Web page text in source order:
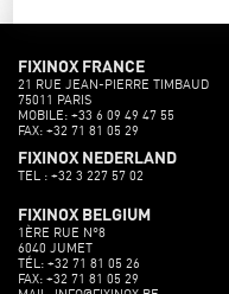
FIXINOX FRANCE
21 RUE JEAN-PIERRE TIMBAUD
75011 PARIS
MOBILE: +33 6 09 49 47 55
FAX: +32 71 81 05 29
FIXINOX NEDERLAND
TEL : +32 3 227 57 02
FIXINOX BELGIUM
1ÈRE RUE N°8
6040 JUMET
TÉL: +32 71 81 05 26
FAX: +32 71 81 05 29